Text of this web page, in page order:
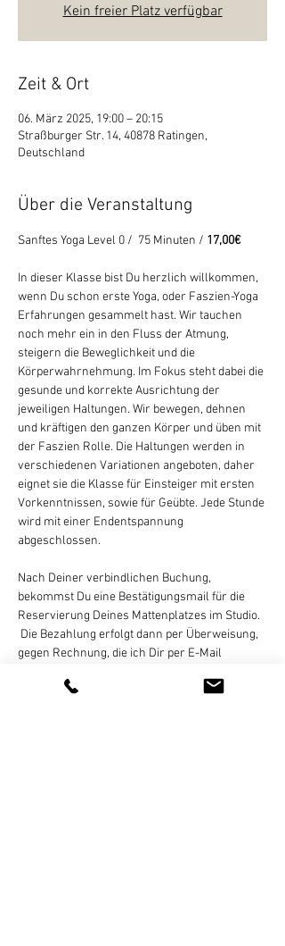
Kein freier Platz verfügbar
Zeit & Ort
06. März 2025, 19:00 – 20:15
Straßburger Str. 14, 40878 Ratingen,
Deutschland
Über die Veranstaltung
Sanftes Yoga Level 0 /  75 Minuten / 17,00€
In dieser Klasse bist Du herzlich willkommen,
wenn Du schon erste Yoga, oder Faszien-Yoga
Erfahrungen gesammelt hast. Wir tauchen
noch mehr ein in den Fluss der Atmung,
steigern die Beweglichkeit und die
Körperwahrnehmung. Im Fokus steht dabei die
gesunde und korrekte Ausrichtung der
jeweiligen Haltungen. Wir bewegen, dehnen
und kräftigen den ganzen Körper und üben mit
der Faszien Rolle. Die Haltungen werden in
verschiedenen Variationen angeboten, daher
eignet sie die Klasse für Einsteiger mit ersten
Vorkenntnissen, sowie für Geübte. Jede Stunde
wird mit einer Endentspannung
abgeschlossen.
Nach Deiner verbindlichen Buchung,
bekommst Du eine Bestätigungsmail für die
Reservierung Deines Mattenplatzes im Studio.
Die Bezahlung erfolgt dann per Überweisung,
gegen Rechnung, die ich Dir per E-Mail
nicht möglich!